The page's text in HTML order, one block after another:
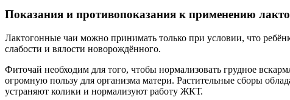
Показания и противопоказания к применению
Лактогонные чаи можно принимать только при условии, что
слабости и вялости новорождённого.
Фиточай необходим для того, чтобы нормализовать грудное
огромную пользу для организма матери. Растительные сборы
устраняют колики и нормализуют работу ЖКТ.